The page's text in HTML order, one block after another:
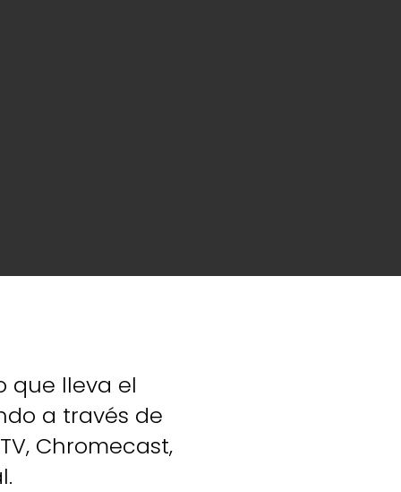
que lleva el
a través de
Chromecast,